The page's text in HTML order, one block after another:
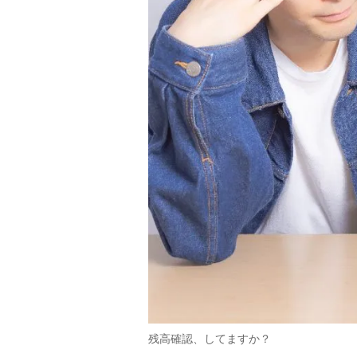
残高確認、してますか？